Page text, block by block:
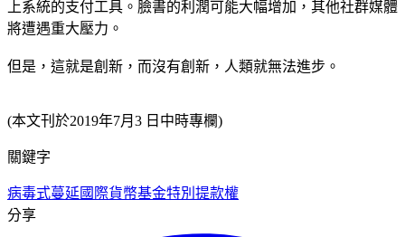
上系統的支付工具。臉書的利潤可能大幅增加，其他社群媒體
將遭遇重大壓力。
但是，這就是創新，而沒有創新，人類就無法進步。
(本文刊於2019年7月3 日中時專欄)
關鍵字
病毒式蔓延國際貨幣基金特別提款權
分享